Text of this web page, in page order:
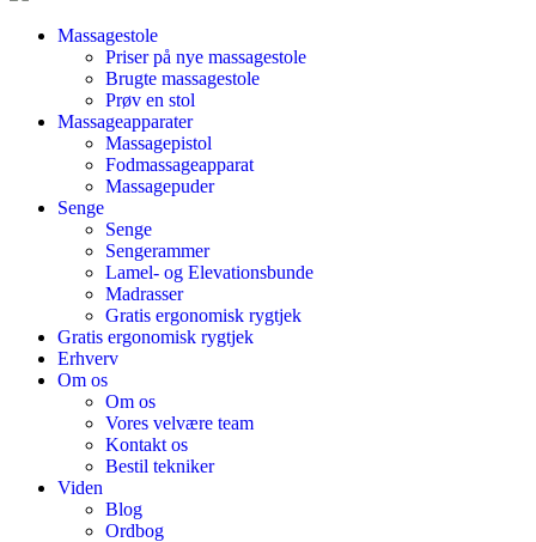
Massagestole
Priser på nye massagestole
Brugte massagestole
Prøv en stol
Massageapparater
Massagepistol
Fodmassageapparat
Massagepuder
Senge
Senge
Sengerammer
Lamel- og Elevationsbunde
Madrasser
Gratis ergonomisk rygtjek
Gratis ergonomisk rygtjek
Erhverv
Om os
Om os
Vores velvære team
Kontakt os
Bestil tekniker
Viden
Blog
Ordbog